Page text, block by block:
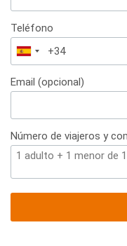
Teléfono
España
+34
Email (opcional)
Número de viajeros y